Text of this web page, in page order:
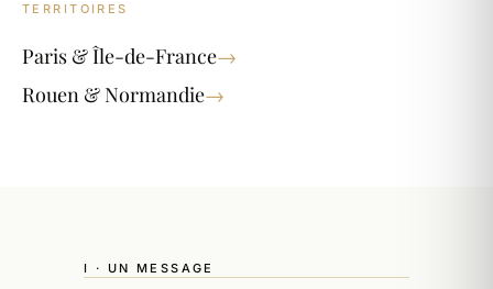
TERRITOIRES
Paris & Île-de-France→
Rouen & Normandie→
I · UN MESSAGE